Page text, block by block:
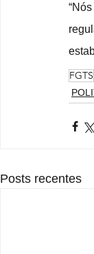
FGTS
Posts recentes